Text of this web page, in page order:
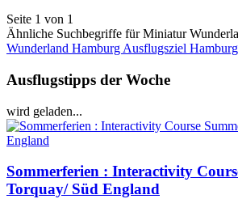
Seite 1 von 1
Ähnliche Suchbegriffe für Miniatur
Wunderland Hamburg Ausflugsziel Hamburg
Ausflugstipps der Woche
wird geladen...
Sommerferien : Interactivity
Torquay/ Süd England